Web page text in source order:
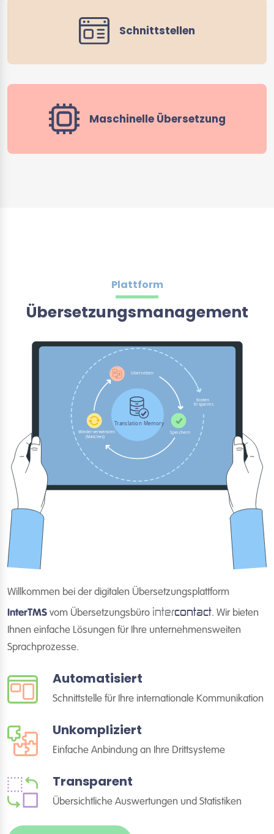
Schnittstellen
Maschinelle Übersetzung
Plattform
Übersetzungsmanagement
Willkommen bei der digitalen Übersetzungsplattform
InterTMS vom Übersetzungsbüro intercontact. Wir bieten
Ihnen einfache Lösungen für Ihre unternehmensweiten
Sprachprozesse.
Automatisiert
Schnittstelle für Ihre internationale Kommunikation
Unkompliziert
Einfache Anbindung an Ihre Drittsysteme
Transparent
Übersichtliche Auswertungen und Statistiken